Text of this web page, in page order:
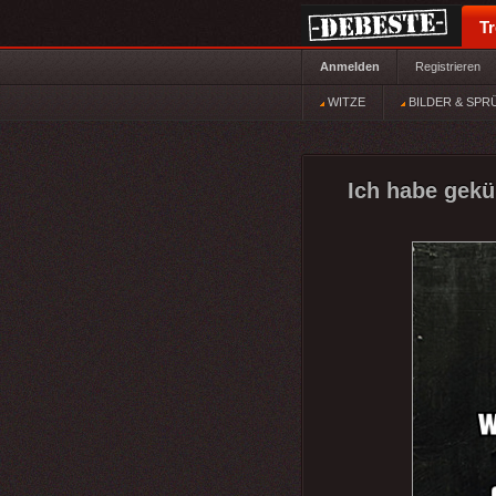
Anmelden Registrieren
WITZE BILDER &
Ich habe